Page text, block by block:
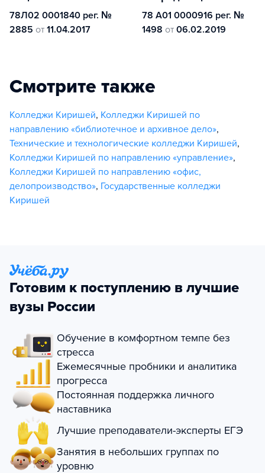
78Л02 0001840 рег. №
2885 от 11.04.2017
78 А01 0000916 рег. №
1498 от 06.02.2019
Смотрите также
Колледжи Киришей, Колледжи Киришей по
направлению «библиотечное и архивное дело»,
Технические и технологические колледжи Киришей,
Колледжи Киришей по направлению «управление»,
Колледжи Киришей по направлению «офис,
делопроизводство», Государственные колледжи
Киришей
Готовим к поступлению в лучшие
вузы России
Обучение в комфортном темпе без
стресса
Ежемесячные пробники и аналитика
прогресса
Постоянная поддержка личного
наставника
Лучшие преподаватели-эксперты ЕГЭ
Занятия в небольших группах по
уровню